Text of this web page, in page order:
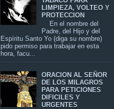
LIMPIEZA, VOLTEO Y
PROTECCION
En el nombre del
Padre, del Hijo y del
Espíritu Santo Yo (diga su nombre)
pido permiso para trabajar en esta
hora, facu...
ORACION AL SEÑOR
DE LOS MILAGROS
PARA PETICIONES
DIFICILES Y
URGENTES